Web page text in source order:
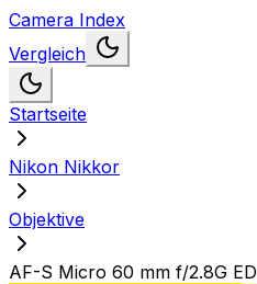
Camera Index
Vergleich
Startseite
Nikon Nikkor
Objektive
AF-S Micro 60 mm f/2.8G ED